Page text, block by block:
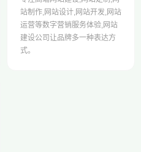
站制作,网站设计,网站开发,网站
运营等数字营销服务体验,网站
建设公司让品牌多一种表达方
式。